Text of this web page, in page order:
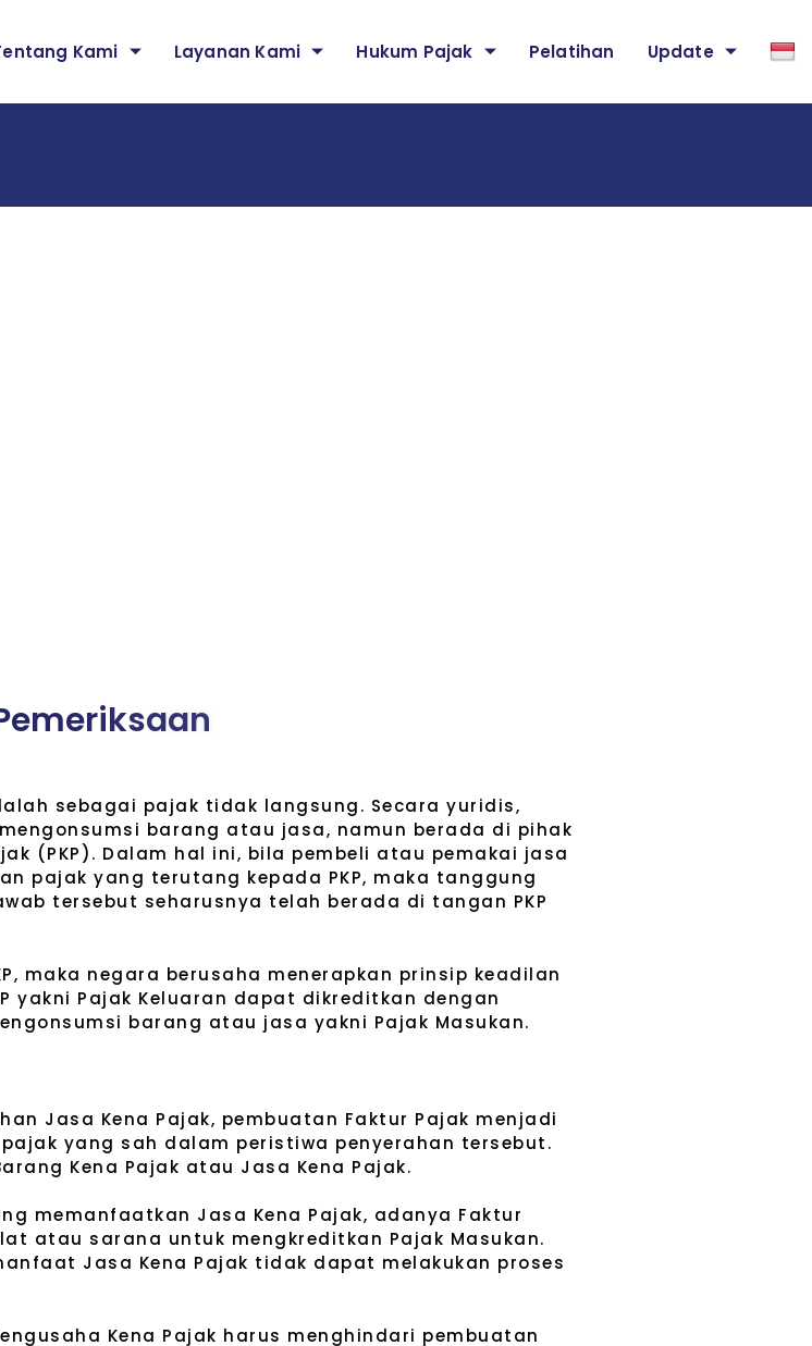
Kami Layanan Kami Hukum Pajak Pelatihan Update
emeriksaan
sebagai pajak tidak langsung. Secara yuridis,
barang atau jasa, namun berada di pihak
(PKP). Dalam hal ini, bila pembeli atau pemakai jasa
pajak yang terutang kepada PKP, maka tanggung
tersebut seharusnya telah berada di tangan PKP
maka negara berusaha menerapkan prinsip keadilan
yakni Pajak Keluaran dapat dikreditkan dengan
barang atau jasa yakni Pajak Masukan.
Jasa Kena Pajak, pembuatan Faktur Pajak menjadi
yang sah dalam peristiwa penyerahan tersebut.
Kena Pajak atau Jasa Kena Pajak.
memanfaatkan Jasa Kena Pajak, adanya Faktur
atau sarana untuk mengkreditkan Pajak Masukan.
Jasa Kena Pajak tidak dapat melakukan proses
Kena Pajak harus menghindari pembuatan